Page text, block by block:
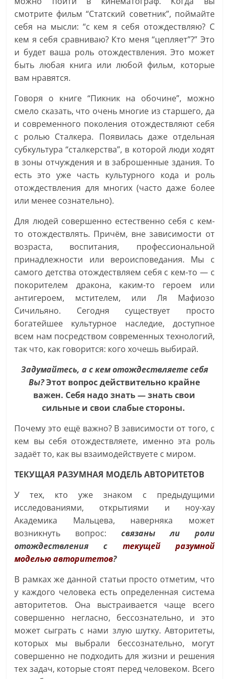
смотрите фильм “Статский советник”, поймайте
себя на мысли: “с кем я себя отождествляю? С
кем я себя сравниваю? Кто меня “цепляет”?” Это
и будет ваша роль отождествления. Это может
быть любая книга или любой фильм, которые
вам нравятся.
Говоря о книге “Пикник на обочине”, можно
смело сказать, что очень многие из старшего, да
и современного поколения отождествляют себя
с ролью Сталкера. Появилась даже отдельная
субкультура “сталкерства”, в которой люди ходят
в зоны отчуждения и в заброшенные здания. То
есть это уже часть культурного кода и роль
отождествления для многих (часто даже более
или менее сознательно).
Для людей совершенно естественно себя с кем-
то отождествлять. Причём, вне зависимости от
возраста, воспитания, профессиональной
принадлежности или вероисповедания. Мы с
самого детства отождествляем себя с кем-то — с
покорителем дракона, каким-то героем или
антигероем, мстителем, или Ля Мафиозо
Сичильяно. Сегодня существует просто
богатейшее культурное наследие, доступное
всем нам посредством современных технологий,
так что, как говорится: кого хочешь выбирай.
Задумайтесь, а с кем отождествляете себя
Вы?Этот вопрос действительно крайне
важен. Себя надо знать — знать свои
сильные и свои слабые стороны.
Почему это ещё важно? В зависимости от того, с
кем вы себя отождествляете, именно эта роль
задаёт то, как вы взаимодействуете с миром.
ТЕКУЩАЯ РАЗУМНАЯ МОДЕЛЬ АВТОРИТЕТОВ
У тех, кто уже знаком с предыдущими
исследованиями, открытиями и ноу-хау
Академика Мальцева, наверняка может
возникнуть вопрос: связаны ли роли
отождествления с текущей разумной
моделью авторитетов?
В рамках же данной статьи просто отметим, что
у каждого человека есть определенная система
авторитетов. Она выстраивается чаще всего
совершенно негласно, бессознательно, и это
может сыграть с нами злую шутку. Авторитеты,
которых мы выбрали бессознательно, могут
совершенно не подходить для жизни и решения
тех задач, которые стоят перед человеком. Всего